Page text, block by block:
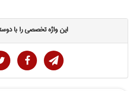
این واژه تخصصی را با